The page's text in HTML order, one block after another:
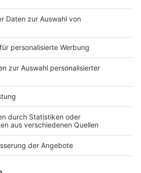
(ca. sechs bis neun
und Systeme so
das gesamte Volumen der E-
Anhänge verarbeitet
die entsprechenden
ggf. über entsprechende
als Hybrid-Modelle,
zu ERP, CRM und
für die künftig zu erwartenden
Trainingsprogramme sind
vorzubereiten.
Überwachung der Performance
und Systeme sind die
zu definieren, Systeme
bei Performance-
zu definieren.